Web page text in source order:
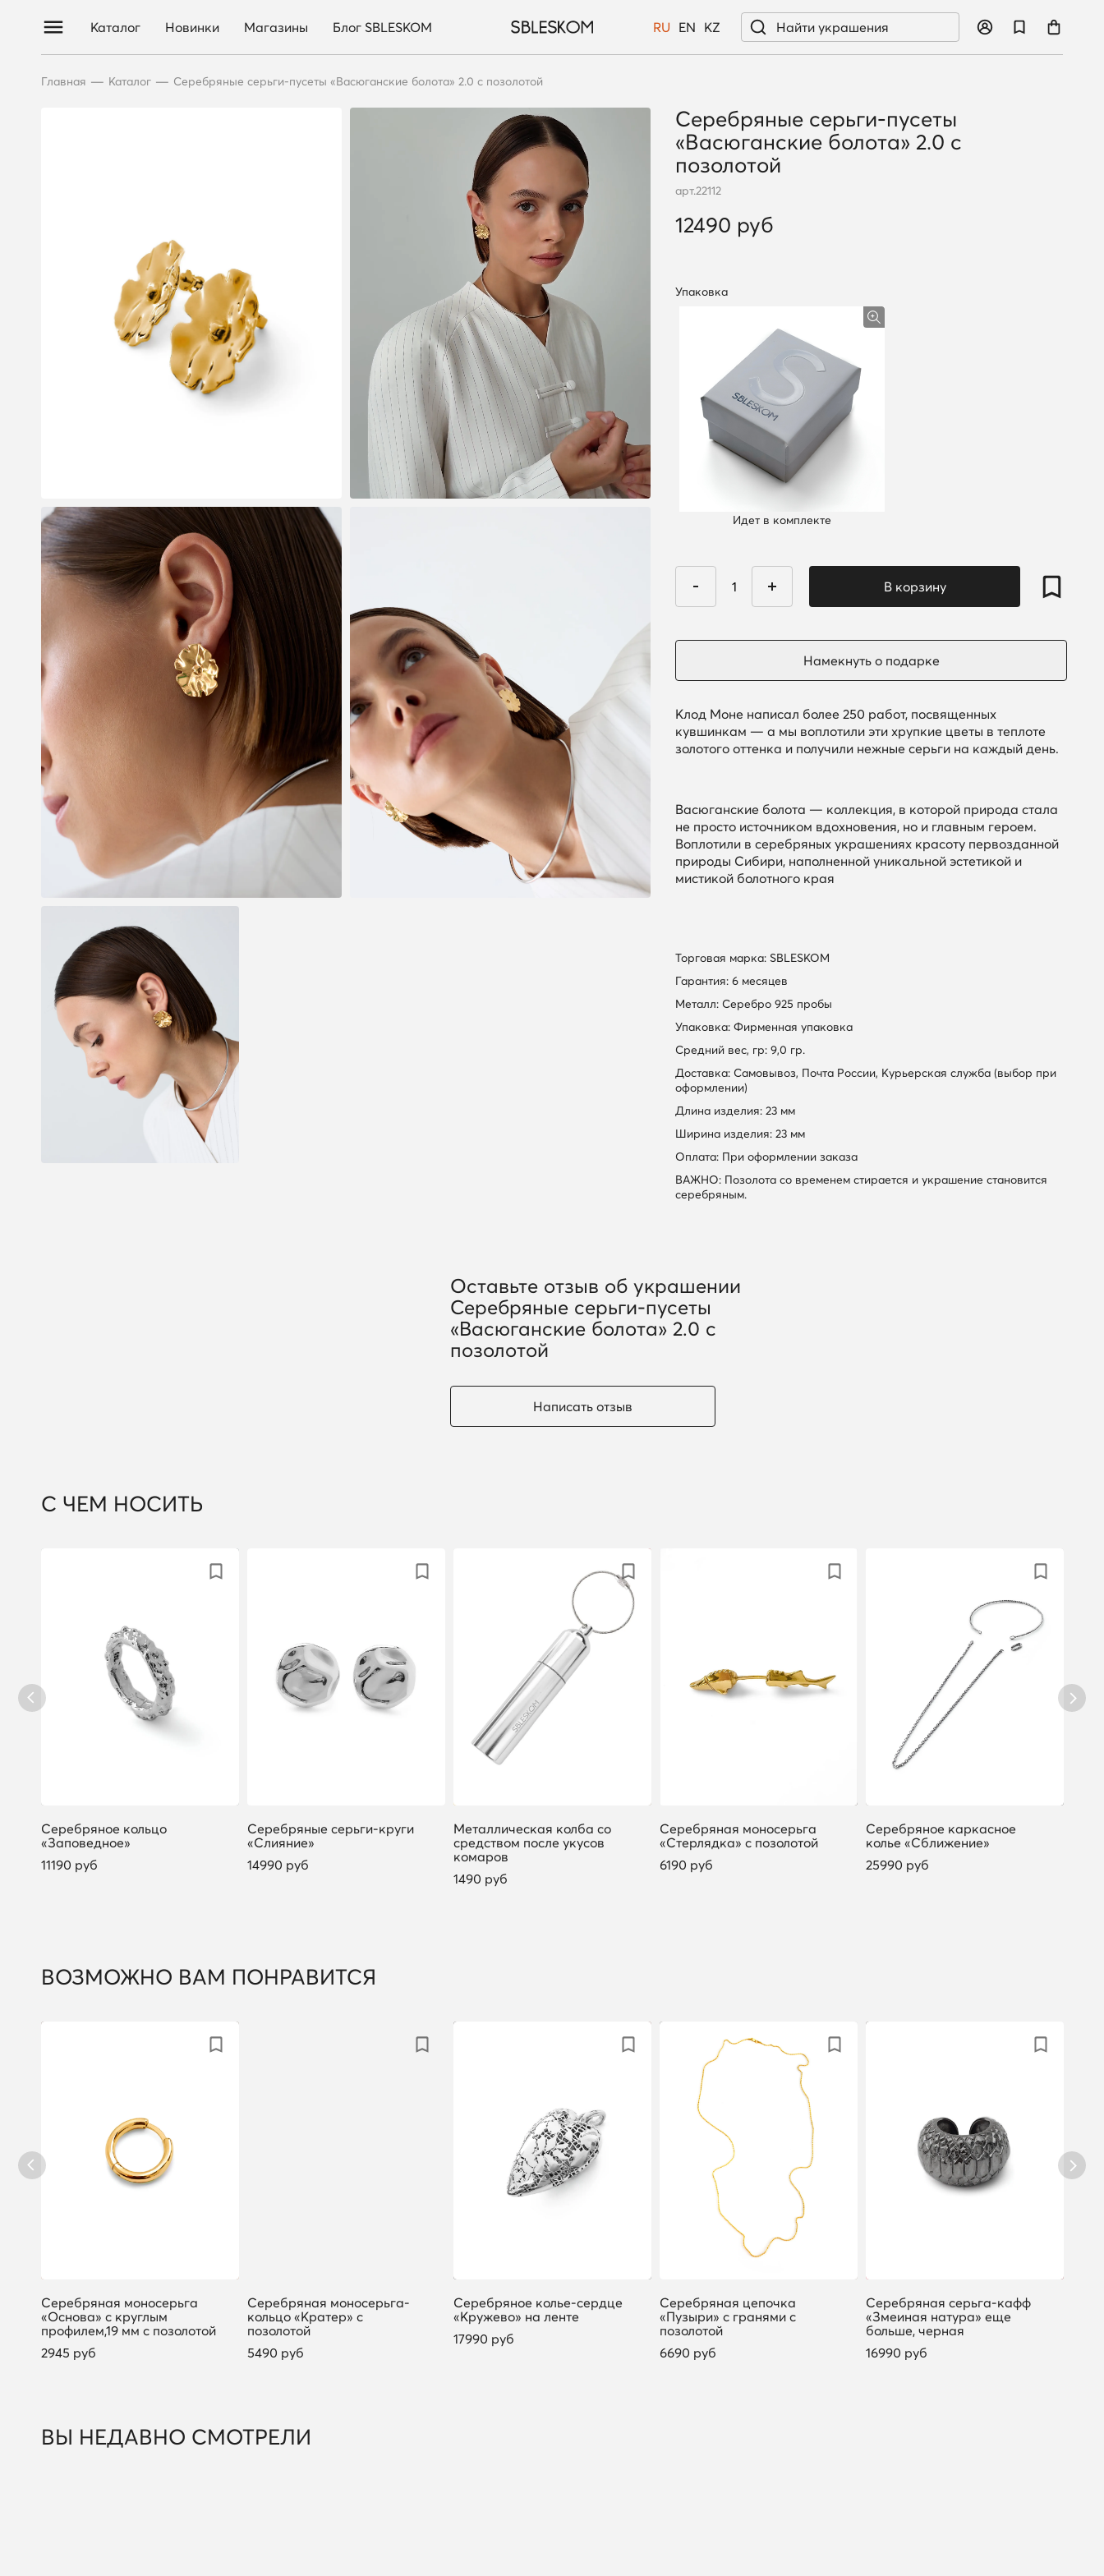
Каталог Новинки Магазины Блог SBLESKOM RU EN KZ
Главная — Каталог — Серебряные серьги-пусеты «Васюганские болота» 2.0 с позолотой
Серебряные серьги-пусеты
«Васюганские болота» 2.0 с
позолотой
арт.22112
12490 руб
Упаковка
Идет в комплекте
Клод Моне написал более 250 работ, посвященных
кувшинкам — а мы воплотили эти хрупкие цветы в теплоте
золотого оттенка и получили нежные серьги на каждый день.
Васюганские болота — коллекция, в которой природа стала
не просто источником вдохновения, но и главным героем.
Воплотили в серебряных украшениях красоту первозданной
природы Сибири, наполненной уникальной эстетикой и
мистикой болотного края
Торговая марка: SBLESKOM
Гарантия: 6 месяцев
Металл: Серебро 925 пробы
Упаковка: Фирменная упаковка
Средний вес, гр: 9,0 гр.
Доставка: Самовывоз, Почта России, Курьерская служба (выбор при
оформлении)
Длина изделия: 23 мм
Ширина изделия: 23 мм
Оплата: При оформлении заказа
ВАЖНО: Позолота со временем стирается и украшение становится
серебряным.
Оставьте отзыв об украшении
Серебряные серьги-пусеты
«Васюганские болота» 2.0 с
позолотой
Написать отзыв
С ЧЕМ НОСИТЬ
Серебряное кольцо
«Заповедное»
11190 руб
Серебряные серьги-круги
«Слияние»
14990 руб
Металлическая колба со
средством после укусов
комаров
1490 руб
Серебряная моносерьга
«Стерлядка» с позолотой
6190 руб
Серебряное каркасное
колье «Сближение»
25990 руб
ВОЗМОЖНО ВАМ ПОНРАВИТСЯ
Серебряная моносерьга
«Основа» с круглым
профилем,19 мм с позолотой
2945 руб
Серебряная моносерьга-
кольцо «Кратер» с
позолотой
5490 руб
Серебряное колье-сердце
«Кружево» на ленте
17990 руб
Серебряная цепочка
«Пузыри» с гранями с
позолотой
6690 руб
Серебряная серьга-кафф
«Змеиная натура» еще
больше, черная
16990 руб
ВЫ НЕДАВНО СМОТРЕЛИ